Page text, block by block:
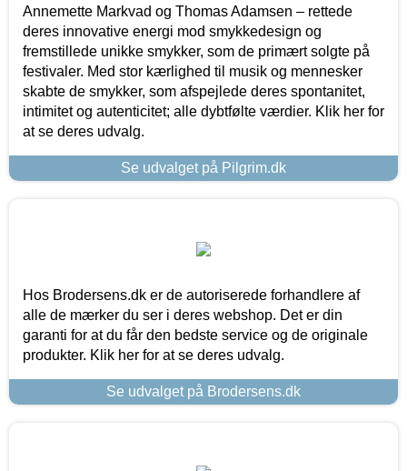
Annemette Markvad og Thomas Adamsen – rettede
deres innovative energi mod smykkedesign og
fremstillede unikke smykker, som de primært solgte på
festivaler. Med stor kærlighed til musik og mennesker
skabte de smykker, som afspejlede deres spontanitet,
intimitet og autenticitet; alle dybtfølte værdier. Klik her for
at se deres udvalg.
Se udvalget på Pilgrim.dk
Hos Brodersens.dk er de autoriserede forhandlere af
alle de mærker du ser i deres webshop. Det er din
garanti for at du får den bedste service og de originale
produkter. Klik her for at se deres udvalg.
Se udvalget på Brodersens.dk